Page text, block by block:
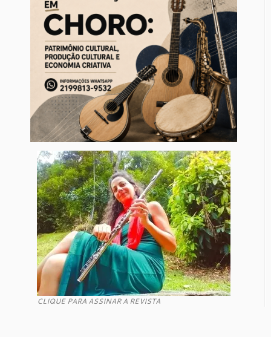
CLIQUE PARA ASSINAR A REVISTA